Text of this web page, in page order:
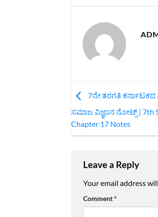
7ನೇ ತರಗತಿ
ಸಮಾಜ ವಿಜ್ಞಾನ ನೋಟ್ಸ್ | 7th
Chapter 17 Notes
Leave a Reply
Your email address
Comment*